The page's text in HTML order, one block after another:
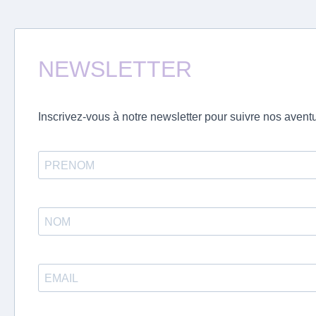
NEWSLETTER
Inscrivez-vous à notre newsletter pour suivre nos